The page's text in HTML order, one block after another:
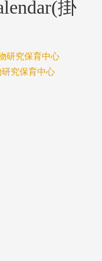
掛
研究保育中心
究保育中心